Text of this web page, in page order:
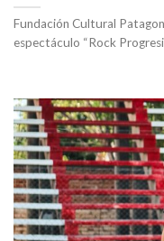
Fundación Cultural
espectáculo “Rock